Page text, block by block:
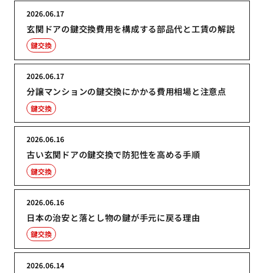
玄関ドアの鍵交換費用を構成する部品代と工賃の解説
2026.06.17
鍵交換
分譲マンションの鍵交換にかかる費用相場と注意点
2026.06.17
鍵交換
古い玄関ドアの鍵交換で防犯性を高める手順
2026.06.16
鍵交換
日本の治安と落とし物の鍵が手元に戻る理由
2026.06.16
鍵交換
2026.06.14